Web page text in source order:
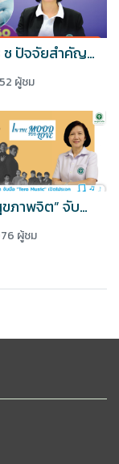
หลัก 3 ช ปัจจัยสำคัญต่อการรับวัคซีนของประชาชน
ผู้ชม
“กรมสุขภาพจิต” จับมือ “Tero Music” เปิดโปรเจค “In The Mood For Love”
ผู้ชม